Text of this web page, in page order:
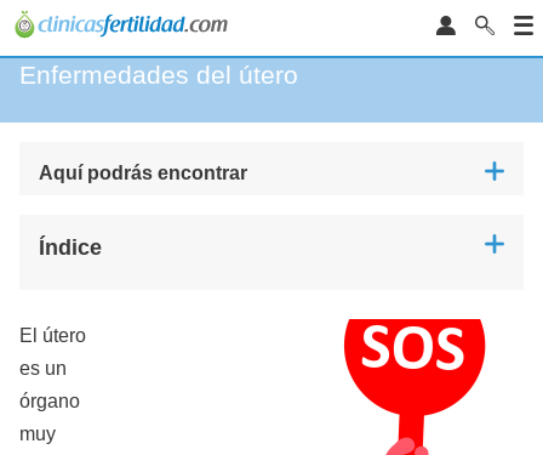
Enfermedades del útero
Aquí podrás encontrar
Índice
El útero
es un
órgano
muy